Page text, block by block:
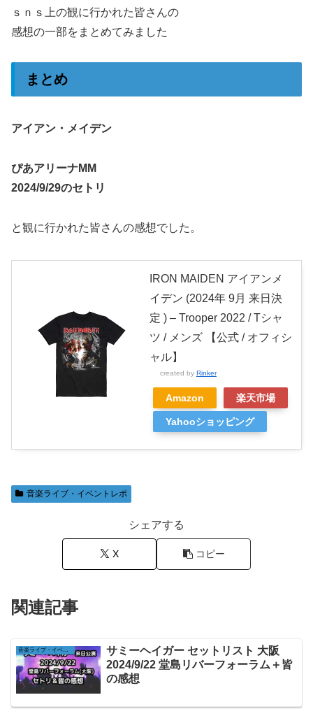
ｓｎｓ上の観に行かれた皆さんの
感想の一部をまとめてみました
まとめ
アイアン・メイデン
ぴあアリーナMM
2024/9/29のセトリ
と観に行かれた皆さんの感想でした。
IRON MAIDEN アイアンメ
イデン (2024年 9月 来日決
定 ) – Trooper 2022 / Tシャ
ツ / メンズ 【公式 / オフィシ
ャル】
created by Rinker
Amazon 楽天市場
Yahooショッピング
音楽ライブ・イベントレポ
シェアする
X コピー
関連記事
サミーヘイガー セットリスト 大阪
2024/9/22 堂島リバーフォーラム＋皆
の感想